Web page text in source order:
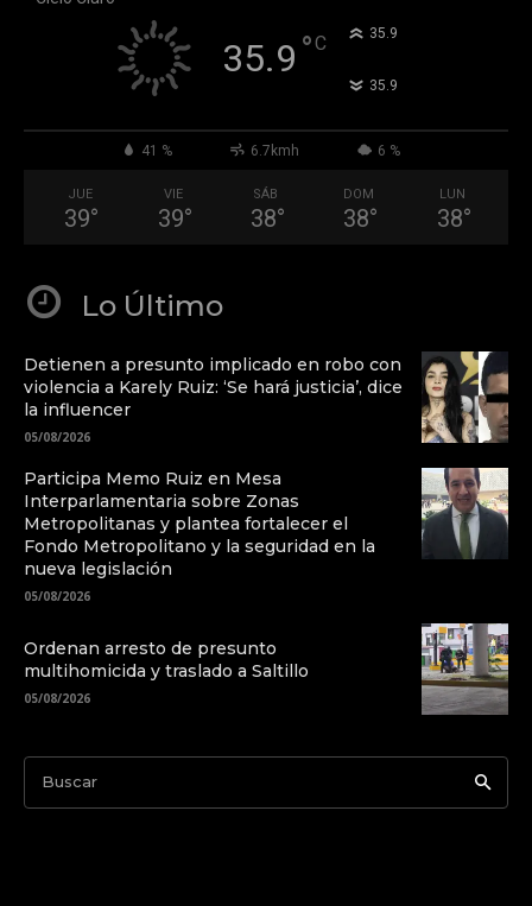
35.9 °C 35.9
35.9
41 % 6.7kmh 6 %
JUE
39°
VIE
39°
SÁB
38°
DOM
38°
LUN
38°
Lo Último
Detienen a presunto implicado en robo con
violencia a Karely Ruiz: ‘Se hará justicia’, dice
la influencer
05/08/2026
Participa Memo Ruiz en Mesa
Interparlamentaria sobre Zonas
Metropolitanas y plantea fortalecer el
Fondo Metropolitano y la seguridad en la
nueva legislación
05/08/2026
Ordenan arresto de presunto
multihomicida y traslado a Saltillo
05/08/2026
Buscar